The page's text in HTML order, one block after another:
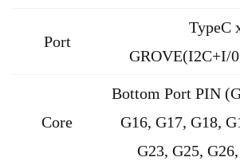
Port
TypeC
GROVE(I2C+I/
Core
Bottom Port PIN
G16, G17, G18,
G23, G25,